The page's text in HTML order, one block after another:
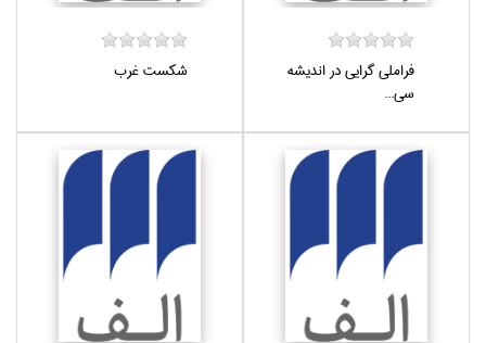
فراملي گرايي در انديشه
سي...
شكست غرب